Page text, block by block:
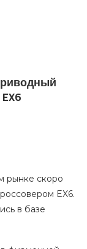
рынке скоро
EX6.
в базе